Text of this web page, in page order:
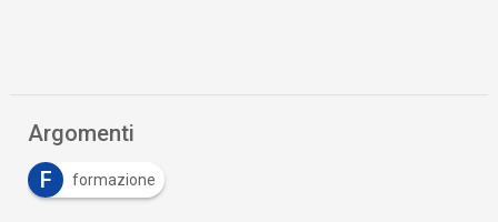
Argomenti
F
formazione